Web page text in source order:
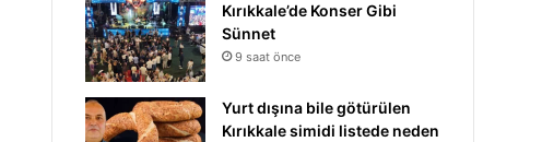
Kırıkkale’de Konser Gibi
Sünnet
9 saat önce
Yurt dışına bile götürülen
Kırıkkale simidi listede neden